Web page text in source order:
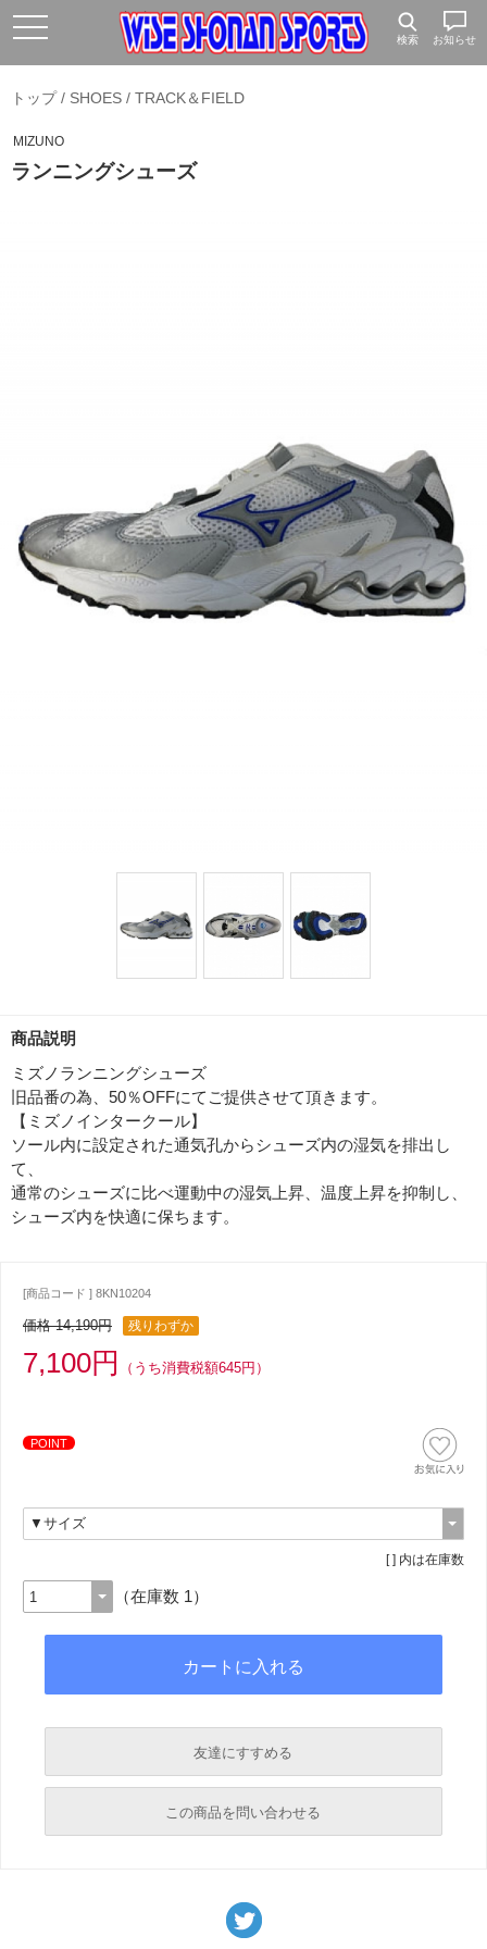
検索 お知らせ
トップ/ SHOES / TRACK＆FIELD
MIZUNO
ランニングシューズ
商品説明
ミズノランニングシューズ
旧品番の為、50％OFFにてご提供させて頂きます。
【ミズノインタークール】
ソール内に設定された通気孔からシューズ内の湿気を排出し
て、
通常のシューズに比べ運動中の湿気上昇、温度上昇を抑制し、
シューズ内を快適に保ちます。
[商品コード ] 8KN10204
価格 14,190円 残りわずか
7,100円 （うち消費税額645円）
POINT
[ ] 内は在庫数
（在庫数 1）
友達にすすめる
必須
この商品を問い合わせる